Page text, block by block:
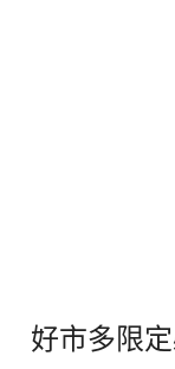
好市多限